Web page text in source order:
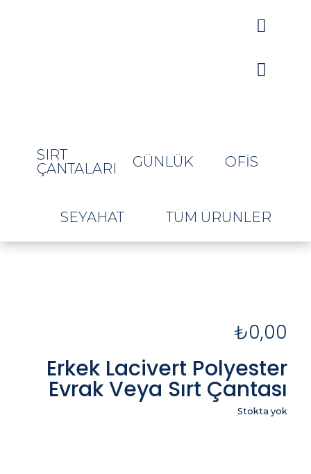


SIRT
ÇANTALARI
GÜNLÜK OFIS
SEYAHAT TÜM ÜRÜNLER
₺0,00
Erkek Lacivert Polyester
Evrak Veya Sırt Çantası
Stokta yok